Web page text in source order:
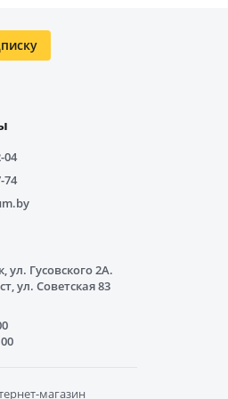
04
74
ул. Гусовского 2А.
ул. Советская 83
магазин